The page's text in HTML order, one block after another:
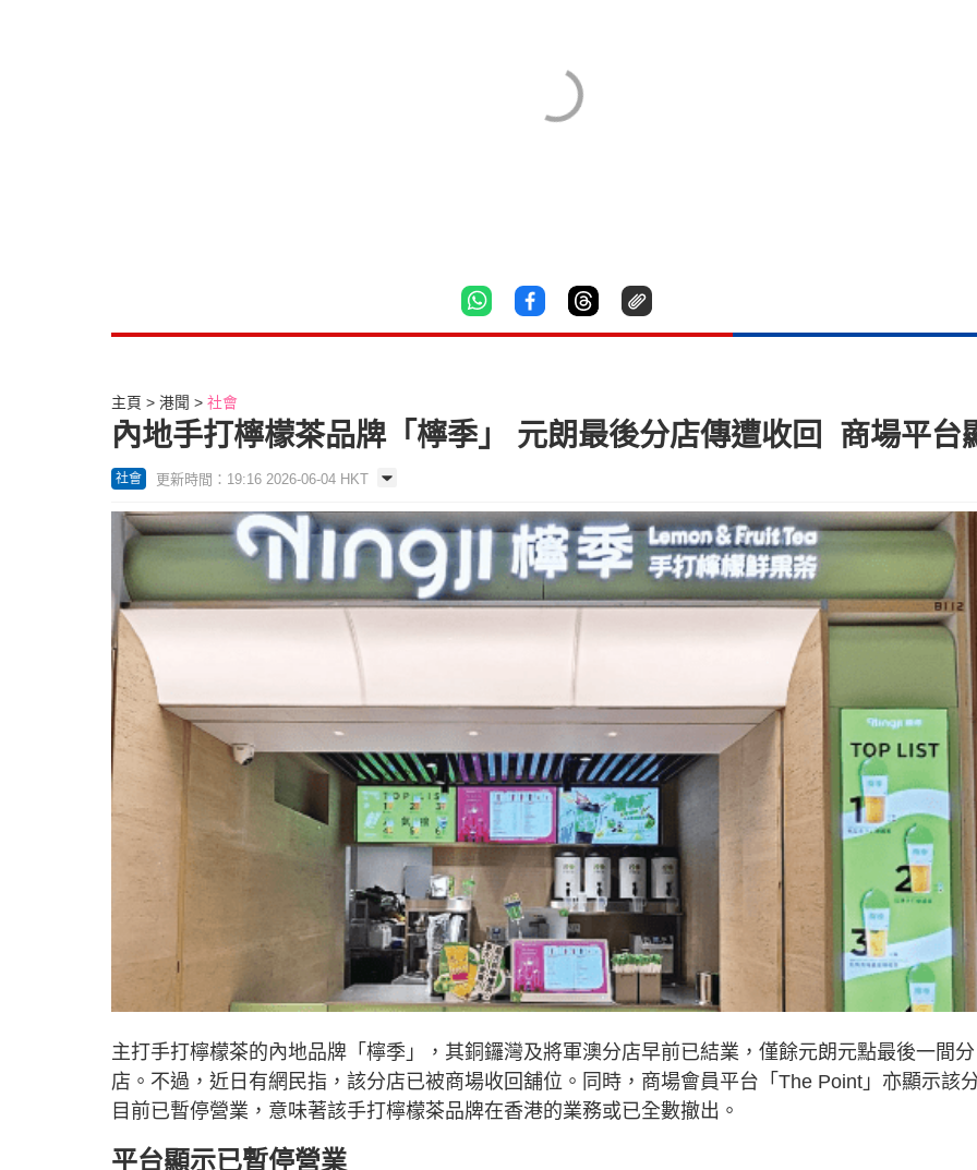
主頁 港聞 社會
內地手打檸檬茶品牌「檸季」 元朗最後分店傳遭收回 商場平台
社會 更新時間：19:16 2026-06-04 HKT
主打手打檸檬茶的內地品牌「檸季」，其銅鑼灣及將軍澳分店早前已結業，僅餘元朗元點最後一間分
店。不過，近日有網民指，該分店已被商場收回舖位。同時，商場會員平台「The Point」亦顯示該
目前已暫停營業，意味著該手打檸檬茶品牌在香港的業務或已全數撤出。
平台顯示已暫停營業